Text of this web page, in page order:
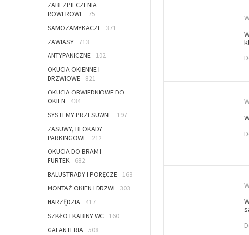
ZABEZPIECZENIA
ROWEROWE
75
SAMOZAMYKACZE
371
ZAWIASY
713
ANTYPANICZNE
102
OKUCIA OKIENNE I
DRZWIOWE
821
OKUCIA OBWIEDNIOWE DO
OKIEN
434
SYSTEMY PRZESUWNE
197
ZASUWY, BLOKADY
PARKINGOWE
212
OKUCIA DO BRAM I
FURTEK
682
BALUSTRADY I PORĘCZE
163
MONTAŻ OKIEN I DRZWI
303
NARZĘDZIA
417
SZKŁO I KABINY WC
160
GALANTERIA 508